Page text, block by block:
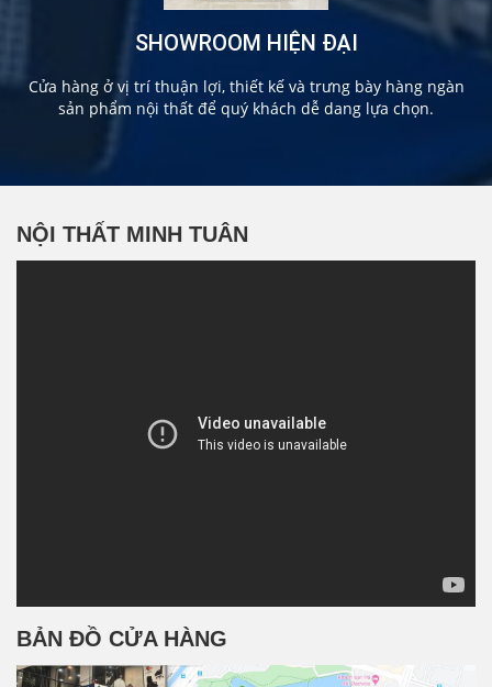
SHOWROOM HIỆN ĐẠI
Cửa hàng ở vị trí thuận lợi, thiết kế và trưng bày hàng ngàn
sản phẩm nội thất để quý khách dễ dang lựa chọn.
NỘI THẤT MINH TUÂN
BẢN ĐỒ CỬA HÀNG